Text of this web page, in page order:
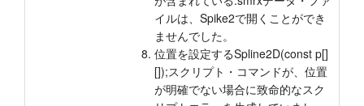
イルは、Spike2で開くことができ
ませんでした。
位置を設定するSpline2D(const p[]
[]);スクリプト・コマンドが、位置
が明確でない場合に致命的なスク